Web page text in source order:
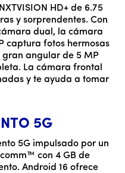
HD+ de 6.75
y sorprendentes. Con
dual, la cámara
captura fotos hermosas
angular de 5 MP
La cámara frontal
y te ayuda a tomar
5G
5G impulsado por un
con 4 GB de
Android 16 ofrece